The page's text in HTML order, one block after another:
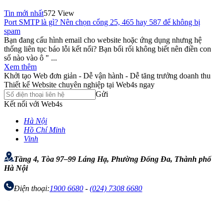
Tin mới nhất572 View
Port SMTP là gì? Nên chọn cổng 25, 465 hay 587 để không bị
spam
Bạn đang cấu hình email cho website hoặc ứng dụng nhưng hệ
thống liên tục báo lỗi kết nối? Bạn bối rối không biết nên điền con
số nào vào ô " ...
Xem thêm
Khởi tạo Web đơn giản - Dễ vận hành - Dễ tăng trưởng doanh thu
Thiết kế Website chuyên nghiệp tại Web4s ngay
Gửi
Kết nối với Web4s
Hà Nội
Hồ Chí Minh
Vinh
Tầng 4, Tòa 97–99 Láng Hạ, Phường Đống Đa, Thành phố
Hà Nội
Điện thoại:1900 6680 - (024) 7308 6680